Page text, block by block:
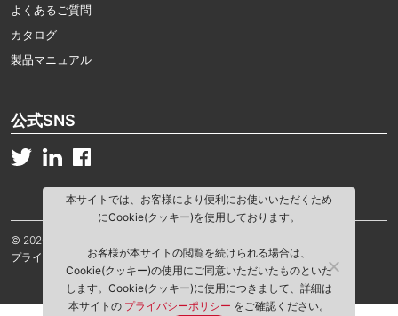
よくあるご質問
カタログ
製品マニュアル
公式SNS
© 2026 Kwik Lok Corporation. All rights reserved.
プライバシーポリシー
当サイトご利用規約
本サイトでは、お客様により便利にお使いいただくため
にCookie(クッキー)を使用しております。
お客様が本サイトの閲覧を続けられる場合は、
Cookie(クッキー)の使用にご同意いただいたものといた
します。Cookie(クッキー)に使用につきまして、詳細は
本サイトの プライバシーポリシー をご確認ください。